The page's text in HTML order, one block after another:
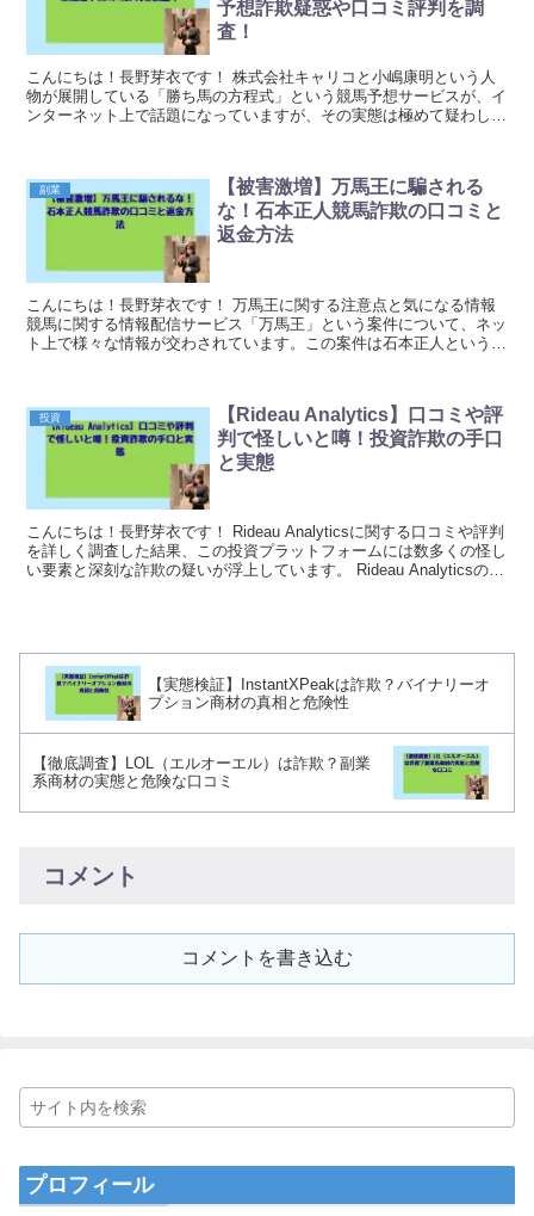
予想詐欺疑惑や口コミ評判を調
査！
こんにちは！長野芽衣です！ 株式会社キャリコと小嶋康明という人
物が展開している「勝ち馬の方程式」という競馬予想サービスが、イ
ンターネット上で話題になっていますが、その実態は極めて疑わしい
副業
【被害激増】万馬王に騙される
な！石本正人競馬詐欺の口コミと
返金方法
こんにちは！長野芽衣です！ 万馬王に関する注意点と気になる情報
競馬に関する情報配信サービス「万馬王」という案件について、ネッ
ト上で様々な情報が交わされています。この案件は石本正人という人
投資
【Rideau Analytics】口コミや評
判で怪しいと噂！投資詐欺の手口
と実態
こんにちは！長野芽衣です！ Rideau Analyticsに関する口コミや評判
を詳しく調査した結果、この投資プラットフォームには数多くの怪し
い要素と深刻な詐欺の疑いが浮上しています。 Rideau Analyticsの運
【実態検証】InstantXPeakは詐欺？バイナリーオ
プション商材の真相と危険性
【徹底調査】LOL（エルオーエル）は詐欺？副業
系商材の実態と危険な口コミ
コメント
コメントを書き込む
プロフィール